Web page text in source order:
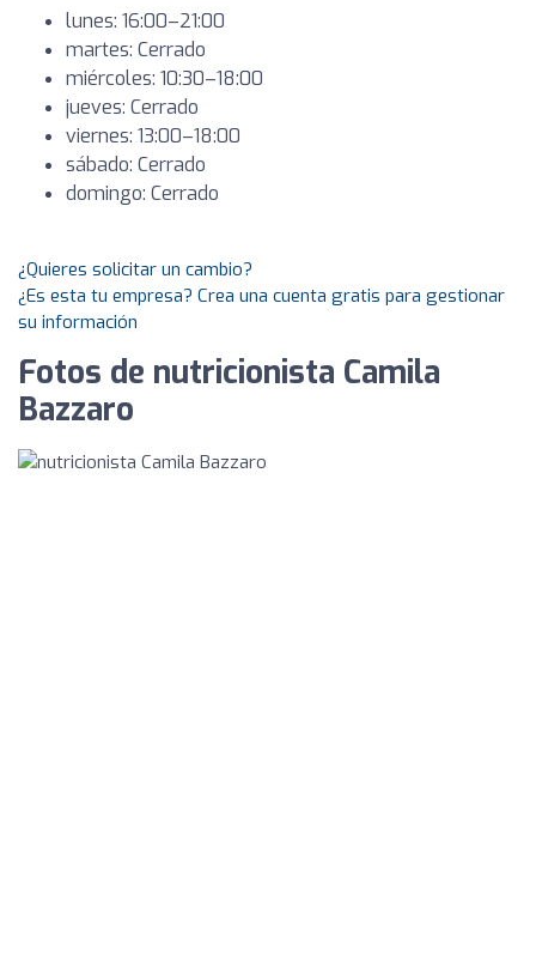
lunes: 16:00–21:00
martes: Cerrado
miércoles: 10:30–18:00
jueves: Cerrado
viernes: 13:00–18:00
sábado: Cerrado
domingo: Cerrado
¿Quieres solicitar un cambio?
¿Es esta tu empresa? Crea una cuenta gratis para gestionar
su información
Fotos de nutricionista Camila
Bazzaro